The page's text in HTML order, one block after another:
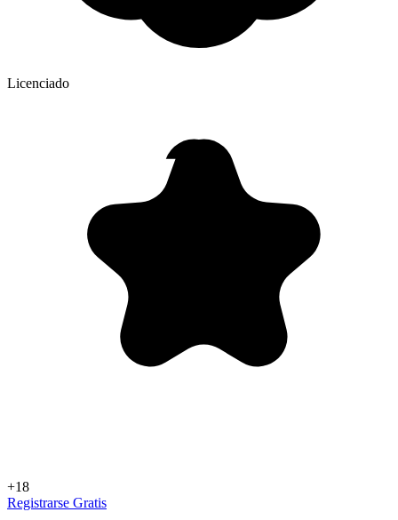
Licenciado
+18
Registrarse Gratis